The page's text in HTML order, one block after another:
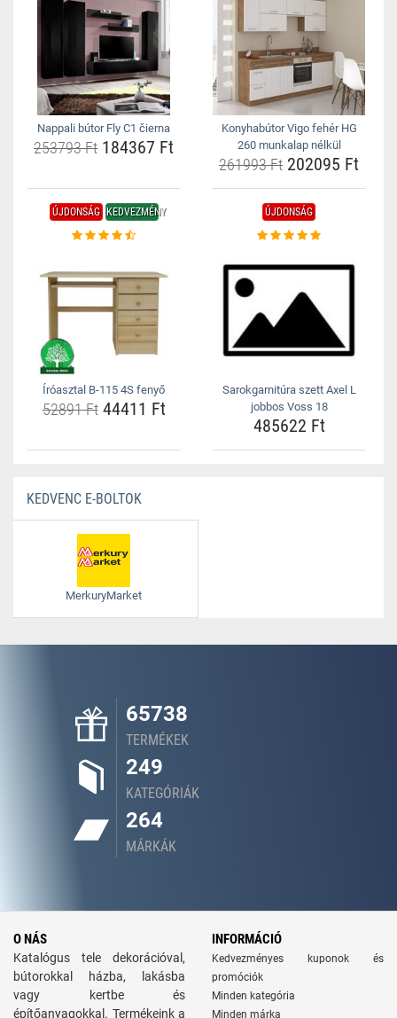
Nappali bútor Fly C1 čierna
253793 Ft 184367 Ft
Konyhabútor Vigo fehér HG
260 munkalap nélkül
261993 Ft 202095 Ft
ÚJDONSÁG KEDVEZMÉNY
Íróasztal B-115 4S fenyő
52891 Ft44411 Ft
ÚJDONSÁG
Sarokgarnitúra szett Axel L
jobbos Voss 18
485622 Ft
KEDVENC E-BOLTOK
MerkuryMarket
65738
TERMÉKEK
249
KATEGÓRIÁK
264
MÁRKÁK
O NÁS
Katalógus tele dekorációval,
bútorokkal házba, lakásba
vagy kertbe és
építőanyagokkal. Termékeink a
INFORMÁCIÓ
Kedvezményes kuponok és
promóciók
Minden kategória
Minden márka